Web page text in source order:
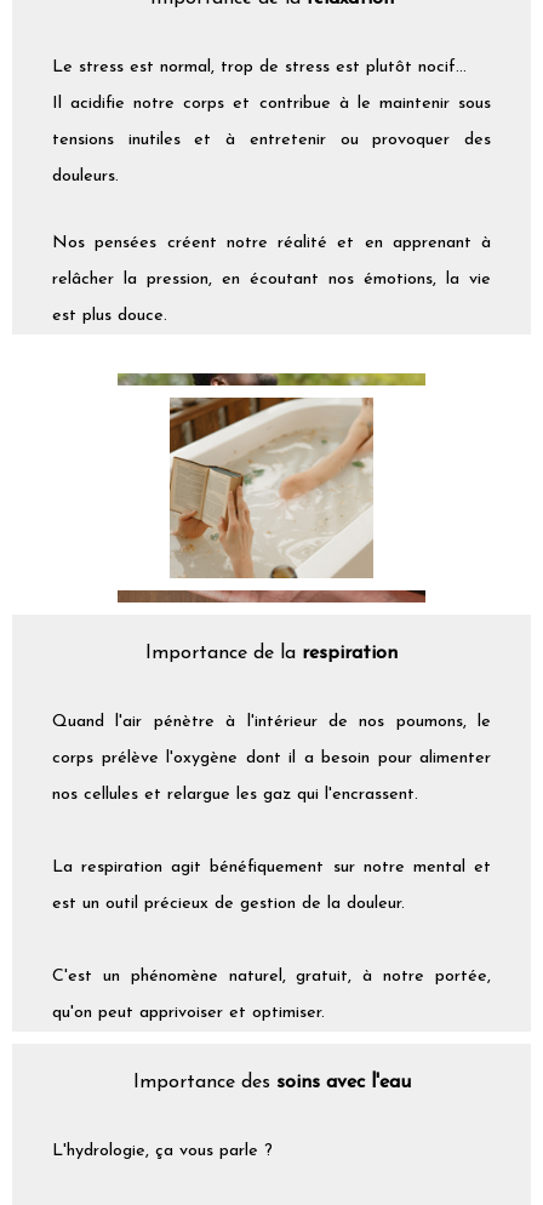
Le stress est normal, trop de stress est plutôt nocif...
Il acidifie notre corps et contribue à le maintenir sous
tensions inutiles et à entretenir ou provoquer des
douleurs.
Nos pensées créent notre réalité et en apprenant à
relâcher la pression, en écoutant nos émotions, la vie
est plus douce.
Importance de la respiration
Quand l'air pénètre à l'intérieur de nos poumons, le
corps prélève l'oxygène dont il a besoin pour alimenter
nos cellules et relargue les gaz qui l'encrassent.
La respiration agit bénéfiquement sur notre mental et
est un outil précieux de gestion de la douleur.
C'est un phénomène naturel, gratuit, à notre portée,
qu'on peut apprivoiser et optimiser.
Importance des soins avec l'eau
L'hydrologie, ça vous parle ?